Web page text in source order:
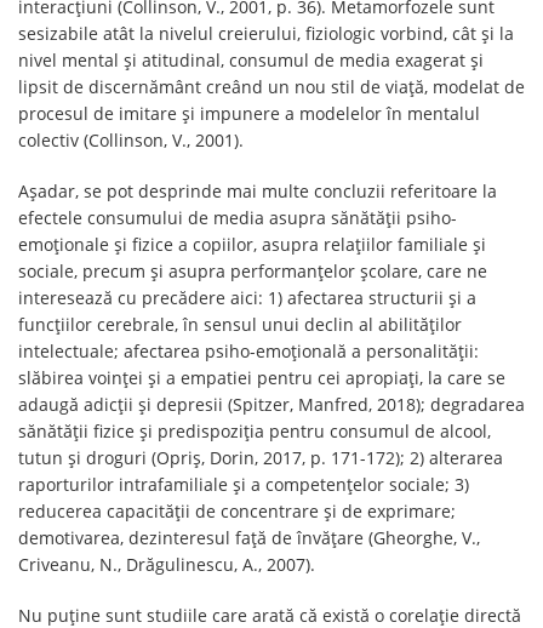
interacțiuni (Collinson, V., 2001, p. 36). Metamorfozele sunt
sesizabile atât la nivelul creierului, fiziologic vorbind, cât și la
nivel mental și atitudinal, consumul de media exagerat și
lipsit de discernământ creând un nou stil de viață, modelat de
procesul de imitare și impunere a modelelor în mentalul
colectiv (Collinson, V., 2001).
Așadar, se pot desprinde mai multe concluzii referitoare la
efectele consumului de media asupra sănătății psiho-
emoționale și fizice a copiilor, asupra relațiilor familiale și
sociale, precum și asupra performanţelor şcolare, care ne
interesează cu precădere aici: 1) afectarea structurii și a
funcțiilor cerebrale, în sensul unui declin al abilităților
intelectuale; afectarea psiho-emoțională a personalității:
slăbirea voinței și a empatiei pentru cei apropiați, la care se
adaugă adicții și depresii (Spitzer, Manfred, 2018); degradarea
sănătății fizice și predispoziția pentru consumul de alcool,
tutun şi droguri (Opriş, Dorin, 2017, p. 171-172); 2) alterarea
raporturilor intrafamiliale și a competențelor sociale; 3)
reducerea capacității de concentrare și de exprimare;
demotivarea, dezinteresul față de învățare (Gheorghe, V.,
Criveanu, N., Drăgulinescu, A., 2007).
Nu puține sunt studiile care arată că există o corelație directă